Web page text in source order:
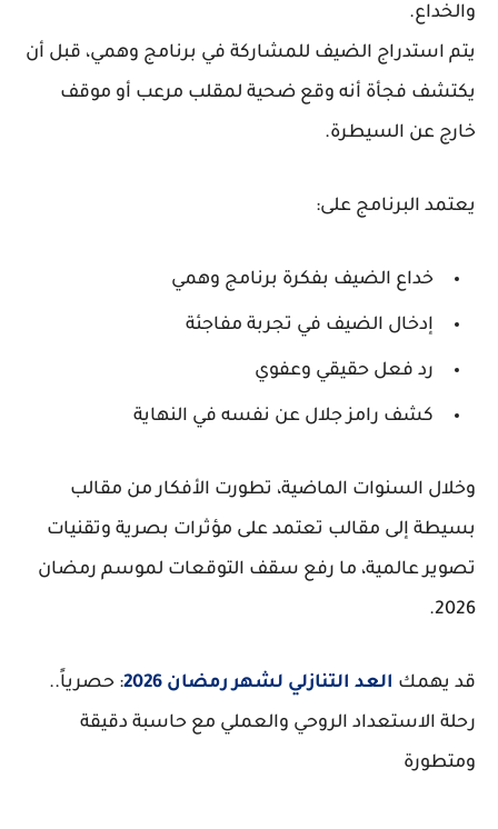
والخداع.
يتم استدراج الضيف للمشاركة في برنامج وهمي، قبل أن
يكتشف فجأة أنه وقع ضحية لمقلب مرعب أو موقف
خارج عن السيطرة.
يعتمد البرنامج على:
خداع الضيف بفكرة برنامج وهمي
إدخال الضيف في تجربة مفاجئة
رد فعل حقيقي وعفوي
كشف رامز جلال عن نفسه في النهاية
وخلال السنوات الماضية، تطورت الأفكار من مقالب
بسيطة إلى مقالب تعتمد على مؤثرات بصرية وتقنيات
تصوير عالمية، ما رفع سقف التوقعات لموسم رمضان
2026.
قد يهمك العد التنازلي لشهر رمضان 2026
: حصرياً..
رحلة الاستعداد الروحي والعملي مع حاسبة دقيقة
ومتطورة